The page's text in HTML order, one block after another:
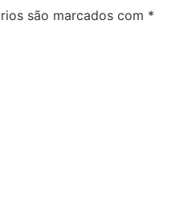
são marcados com *